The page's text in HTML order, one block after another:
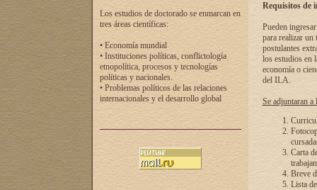
Los estudios de doctorado se enmarcan en
tres áreas científicas:
• Economía mundial
• Instituciones políticas, conflictología
etnopolítica, procesos y tecnologías
políticas y nacionales.
• Problemas políticos de las relaciones
internacionales y el desarrollo global
Requisitos de
Pueden
para realizar un
postulantes
los estudios en
economía o
del ILA.
Se adjuntaran a
Carta
Breve
Lista